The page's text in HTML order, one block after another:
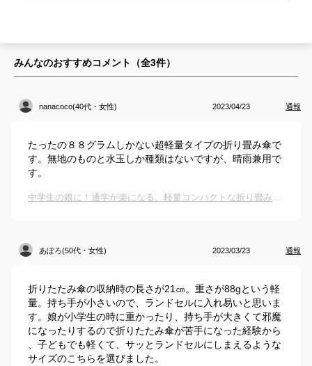
みんなのおすすめコメント（全3件）
nanacoco(40代・女性) 2023/04/23 通報
たったの８８グラムしかない超軽量タイプの折り畳み傘で
す。無地のものと水玉しか種類はないですが、晴雨兼用で
す。
中学生の娘に！通学が楽になる、軽量コンパクトな折り畳み傘のおすすめは？
あぽろ(50代・女性) 2023/03/23 通報
折りたたみ傘の収納時の長さが21㎝。重さが88gという軽
量。持ち手が小さいので、ランドセルに入れ易いと思いま
す。娘が小学生の時に重かったり、持ち手が大きくて邪魔
になったりするので折りたたみ傘が苦手になった経験から
、子どもでも軽くて、サッとランドセルにしまえるような
サイズのこちらを選びました。